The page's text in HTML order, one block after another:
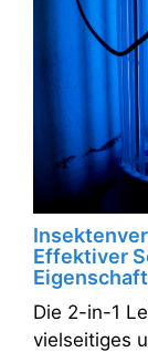
Effektiver
Die 2-in-1
vielseitiges